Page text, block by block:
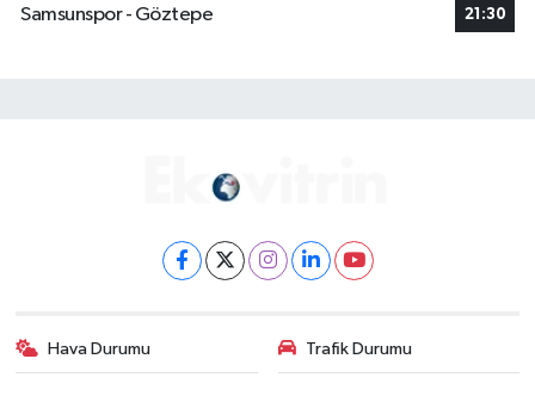
Samsunspor - Göztepe
21:30
Hava Durumu Trafik Durumu